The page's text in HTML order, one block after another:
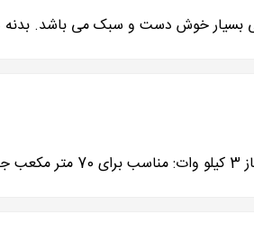
بسیار خوش دست و سبک می باشد. بدنه